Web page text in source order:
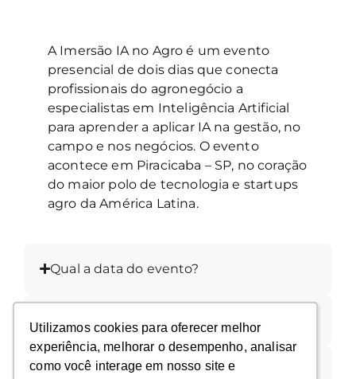
Utilizamos cookies para oferecer melhor
experiência, melhorar o desempenho, analisar
como você interage em nosso site e
Utilizamos cookies para oferecer melhor
experiência, melhorar o desempenho, analisar
como você interage em nosso site e
A Imersão IA no Agro é um evento
presencial de dois dias que conecta
profissionais do agronegócio a
especialistas em Inteligência Artificial
para aprender a aplicar IA na gestão, no
campo e nos negócios. O evento
acontece em Piracicaba – SP, no coração
do maior polo de tecnologia e startups
agro da América Latina.
Qual a data do evento?
Qual o horário do evento?
O que está incluso na imersão?